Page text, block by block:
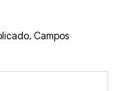
Campos